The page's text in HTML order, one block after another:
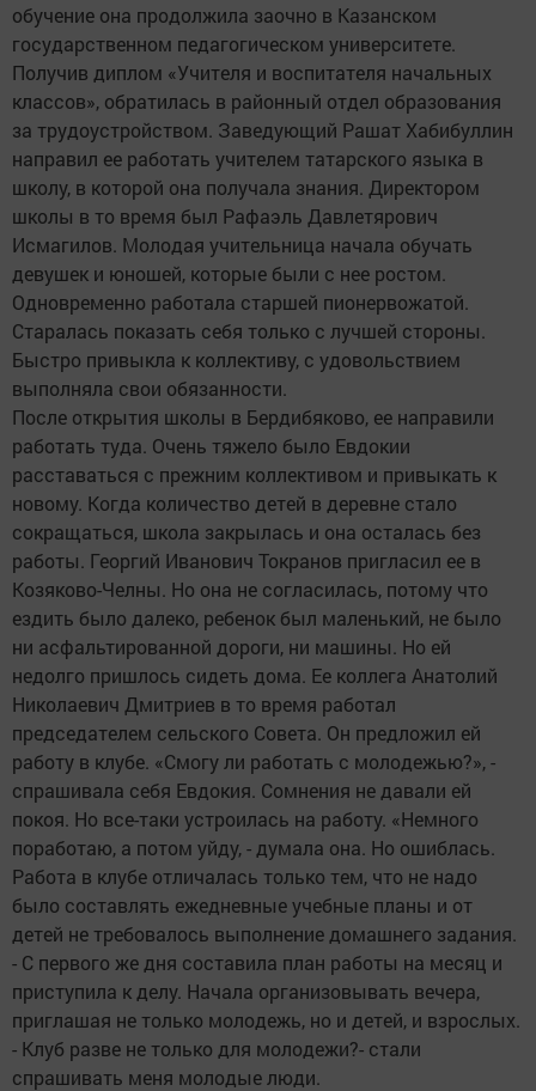
обучение она продолжила заочно в Казанском
государственном педагогическом университете.
Получив диплом «Учителя и воспитателя начальных
классов», обратилась в районный отдел образования
за трудоустройством. Заведующий Рашат Хабибуллин
направил ее работать учителем татарского языка в
школу, в которой она получала знания. Директором
школы в то время был Рафаэль Давлетярович
Исмагилов. Молодая учительница начала обучать
девушек и юношей, которые были с нее ростом.
Одновременно работала старшей пионервожатой.
Старалась показать себя только с лучшей стороны.
Быстро привыкла к коллективу, с удовольствием
выполняла свои обязанности.
После открытия школы в Бердибяково, ее направили
работать туда. Очень тяжело было Евдокии
расставаться с прежним коллективом и привыкать к
новому. Когда количество детей в деревне стало
сокращаться, школа закрылась и она осталась без
работы. Георгий Иванович Токранов пригласил ее в
Козяково-Челны. Но она не согласилась, потому что
ездить было далеко, ребенок был маленький, не было
ни асфальтированной дороги, ни машины. Но ей
недолго пришлось сидеть дома. Ее коллега Анатолий
Николаевич Дмитриев в то время работал
председателем сельского Совета. Он предложил ей
работу в клубе. «Смогу ли работать с молодежью?», -
спрашивала себя Евдокия. Сомнения не давали ей
покоя. Но все-таки устроилась на работу. «Немного
поработаю, а потом уйду, - думала она. Но ошиблась.
Работа в клубе отличалась только тем, что не надо
было составлять ежедневные учебные планы и от
детей не требовалось выполнение домашнего задания.
- С первого же дня составила план работы на месяц и
приступила к делу. Начала организовывать вечера,
приглашая не только молодежь, но и детей, и взрослых.
- Клуб разве не только для молодежи?- стали
спрашивать меня молодые люди.